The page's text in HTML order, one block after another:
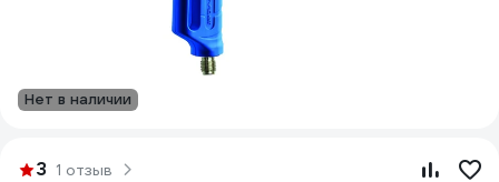
Нет в наличии
3 1 отзыв